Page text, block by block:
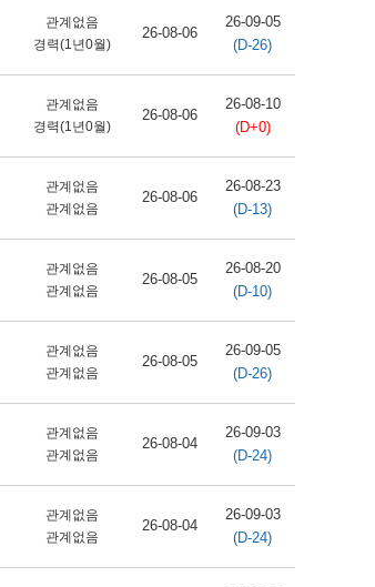
관계없음
경력(1년0월)
26-08-06
26-09-05
(D-26)
관계없음
경력(1년0월)
26-08-06
26-08-10
(D+0)
관계없음
관계없음
26-08-06
26-08-23
(D-13)
관계없음
관계없음
26-08-05
26-08-20
(D-10)
관계없음
관계없음
26-08-05
26-09-05
(D-26)
관계없음
관계없음
26-08-04
26-09-03
(D-24)
관계없음
관계없음
26-08-04
26-09-03
(D-24)